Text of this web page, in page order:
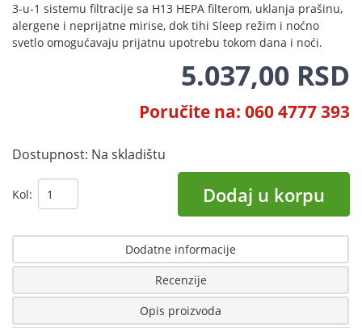
3-u-1 sistemu filtracije sa H13 HEPA filterom, uklanja prašinu,
alergene i neprijatne mirise, dok tihi Sleep režim i noćno
svetlo omogućavaju prijatnu upotrebu tokom dana i noći.
5.037,00 RSD
Poručite na: 060 4777 393
Dostupnost: Na skladištu
Kol: Dodaj u korpu
Dodatne informacije
Recenzije
Opis proizvoda